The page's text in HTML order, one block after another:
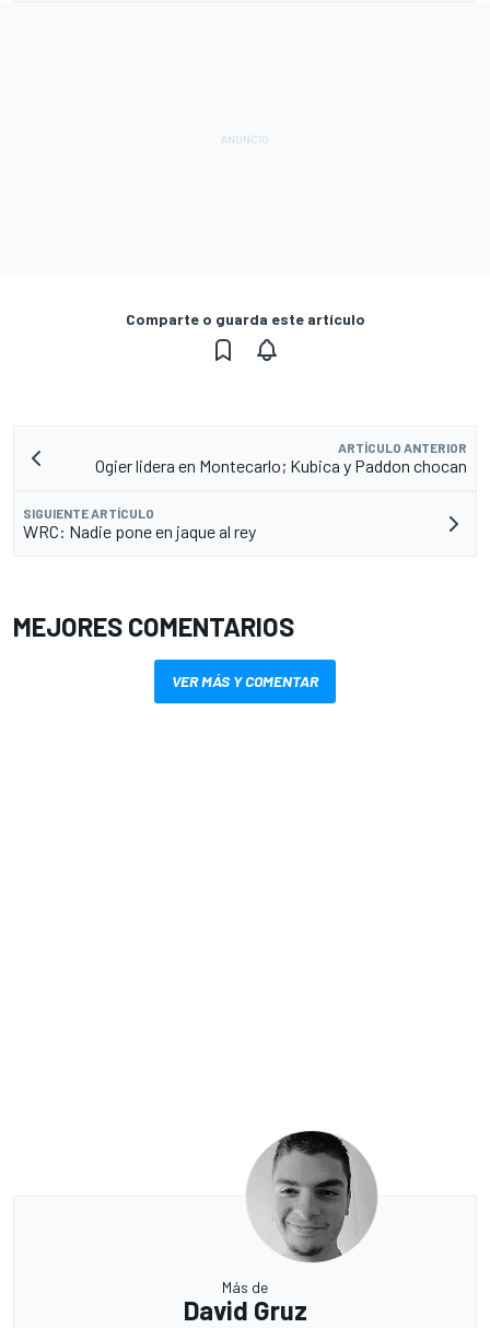
Comparte o guarda este artículo
ARTÍCULO ANTERIOR
Ogier lidera en Montecarlo; Kubica y Paddon chocan
SIGUIENTE ARTÍCULO
WRC: Nadie pone en jaque al rey
MEJORES COMENTARIOS
VER MÁS Y COMENTAR
Más de
David Gruz